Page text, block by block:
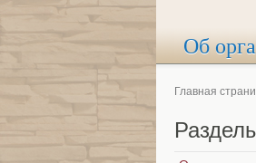
Об
Главная